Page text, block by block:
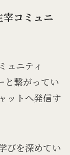
コミュニ
ュニティ
と繋がってい
ットへ発信す
びを深めてい